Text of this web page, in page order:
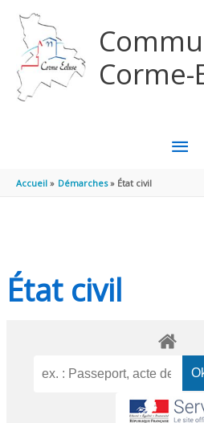
Corme-
MENU
Accueil Démarches État civil
État civil